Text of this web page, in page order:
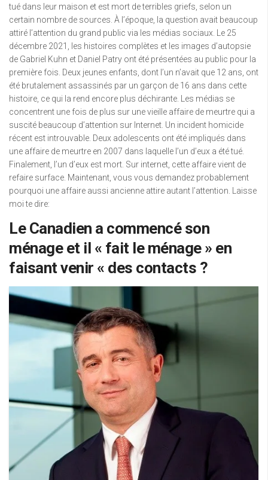
tué dans leur maison et est mort de terribles griefs, selon un
certain nombre de sources. À l’époque, la question avait beaucoup
attiré l’attention du grand public via les médias sociaux. Le 25
décembre 2021, les histoires complètes et les images d’autopsie
de Gabriel Kuhn et Daniel Patry ont été présentées au public pour la
première fois. Deux jeunes enfants, dont l’un n’avait que 12 ans, ont
été brutalement assassinés par un garçon de 16 ans dans cette
histoire, ce qui la rend encore plus déchirante. Les médias se
concentrent une fois de plus sur une vieille affaire de meurtre qui a
suscité beaucoup d’attention sur Internet. Un incident homicide
récent est introuvable. Deux adolescents ont été impliqués dans
une affaire de meurtre en 2007 dans laquelle l’un d’eux a été tué.
Finalement, l’un d’eux est mort. Sur internet, cette affaire vient de
refaire surface. Maintenant, vous vous demandez probablement
pourquoi une affaire aussi ancienne attire autant l’attention. Laisse
moi te dire:
Le Canadien a commencé son
ménage et il « fait le ménage » en
faisant venir « des contacts ?